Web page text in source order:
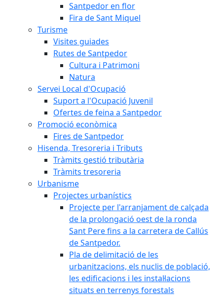
Santpedor en flor
Fira de Sant Miquel
Turisme
Visites guiades
Rutes de Santpedor
Cultura i Patrimoni
Natura
Servei Local d'Ocupació
Suport a l'Ocupació Juvenil
Ofertes de feina a Santpedor
Promoció econòmica
Fires de Santpedor
Hisenda, Tresoreria i Tributs
Tràmits gestió tributària
Tràmits tresoreria
Urbanisme
Projectes urbanístics
Projecte per l'arranjament de calçada
de la prolongació oest de la ronda
Sant Pere fins a la carretera de Callús
de Santpedor.
Pla de delimitació de les
urbanitzacions, els nuclis de població,
les edificacions i les instal·lacions
situats en terrenys forestals